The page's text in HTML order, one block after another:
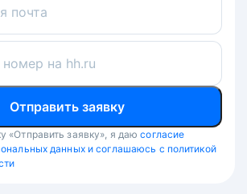
почта
на hh.ru
Отправить заявку
«Отправить заявку», я даю согласие
данных и соглашаюсь с политикой